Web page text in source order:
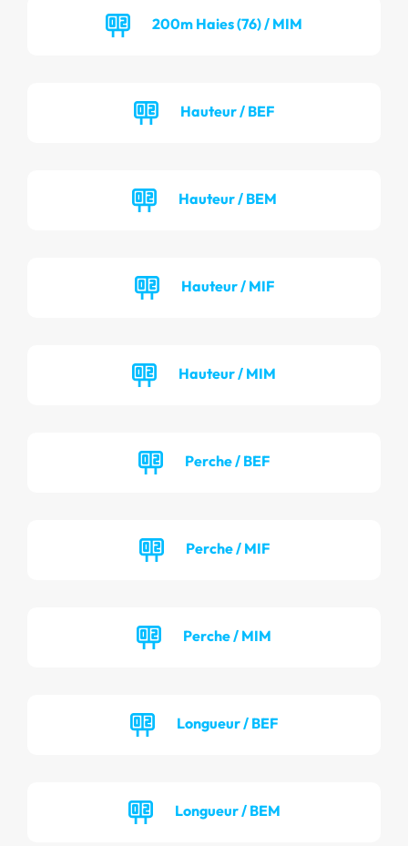
200m Haies (76) / MIM
Hauteur / BEF
Hauteur / BEM
Hauteur / MIF
Hauteur / MIM
Perche / BEF
Perche / MIF
Perche / MIM
Longueur / BEF
Longueur / BEM